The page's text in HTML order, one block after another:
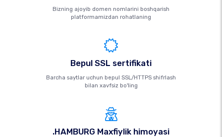
Bizning ajoyib domen nomlarini boshqarish
platformamizdan rohatlaning
Bepul SSL sertifikati
Barcha saytlar uchun bepul SSL/HTTPS shifrlash
bilan xavfsiz bo'ling
.HAMBURG Maxfiylik himoyasi